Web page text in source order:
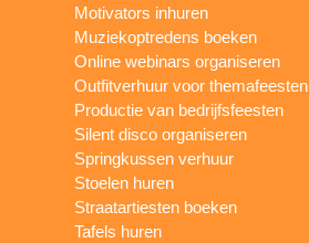
Motivators inhuren
Muziekoptredens boeken
Online webinars organiseren
Outfitverhuur voor themafeesten
Productie van bedrijfsfeesten
Silent disco organiseren
Springkussen verhuur
Stoelen huren
Straatartiesten boeken
Tafels huren